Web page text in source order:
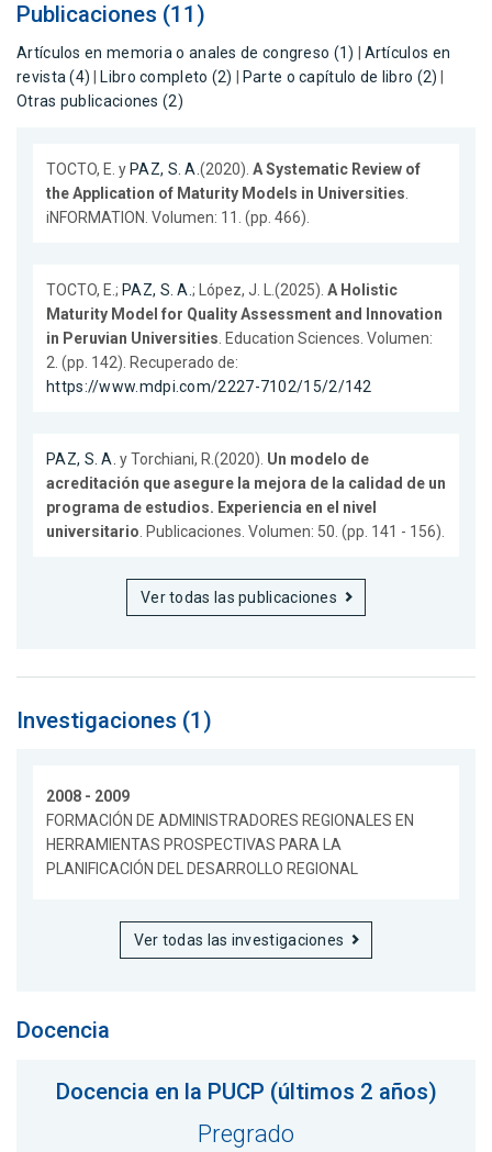
Publicaciones (11)
Artículos en memoria o anales de congreso (1)
Artículos en
revista (4)
Libro completo (2) Parte o capítulo de libro (2)
Otras publicaciones (2)
TOCTO, E. y PAZ, S. A. (2020). A Systematic Review of
the Application of Maturity Models in Universities
iNFORMATION. Volumen: 11. (pp. 466).
TOCTO, E.; PAZ, S. A. ; López, J. L.(2025). A Holistic
Maturity Model for Quality Assessment and Innovation
in Peruvian Universities . Education Sciences. Volumen:
2. (pp. 142). Recuperado de:
https://www.mdpi.com/2227-7102/15/2/142
PAZ, S. A. y Torchiani, R.(2020). Un modelo de
acreditación que asegure la mejora de la calidad de un
programa de estudios. Experiencia en el nivel
universitario . Publicaciones. Volumen: 50. (pp. 141 - 156).
Ver todas las publicaciones
Investigaciones (1)
2008 - 2009
FORMACIÓN DE ADMINISTRADORES REGIONALES EN
HERRAMIENTAS PROSPECTIVAS PARA LA
PLANIFICACIÓN DEL DESARROLLO REGIONAL
Ver todas las investigaciones
Docencia
Docencia en la PUCP (últimos 2 años)
Pregrado